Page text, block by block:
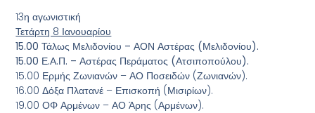
13η αγωνιστική
Τετάρτη 8 Ιανουαρίου
15.00 Τάλως Μελιδονίου – ΑΟΝ Αστέρας (Μελιδονίου).
15.00 Ε.Α.Π. – Αστέρας Περάματος (Ατσιποπούλου).
15.00 Ερμής Ζωνιανών – ΑΟ Ποσειδών (Ζωνιανών).
16.00 Δόξα Πλατανέ – Επισκοπή (Μισιρίων).
19.00 ΟΦ Αρμένων – ΑΟ Άρης (Αρμένων).